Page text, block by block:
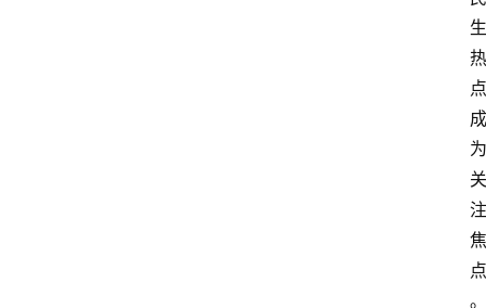
生
热
点
成
为
关
注
焦
点
。